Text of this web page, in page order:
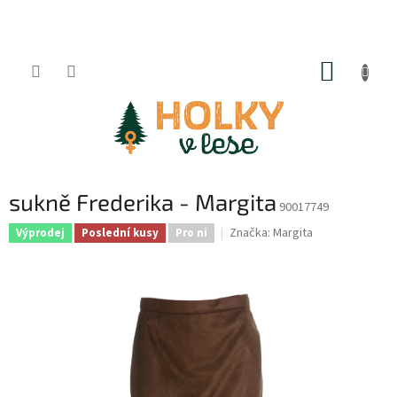
sukně Frederika - Margita 90017749
Výprodej Poslední kusy Pro ni Značka: Margita